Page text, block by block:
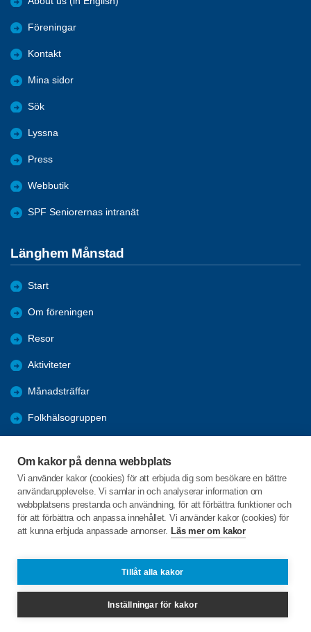
Om kakor på denna webbplats
Vi använder kakor (cookies) för att erbjuda dig som besökare en bättre
användarupplevelse. Vi samlar in och analyserar information om
webbplatsens prestanda och användning, för att förbättra funktioner och
för att förbättra och anpassa innehållet. Vi använder kakor (cookies) för
att kunna erbjuda anpassade annonser. Läs mer om kakor
Tillåt alla kakor
Inställningar för kakor
Föreningar
Kontakt
Mina sidor
Sök
Lyssna
Press
Webbutik
SPF Seniorernas intranät
Länghem Månstad
Start
Om föreningen
Resor
Aktiviteter
Månadsträffar
Folkhälsogruppen
Förmåner
C/o:Ralph Algotsson
ralph.algotsson@gmail.com